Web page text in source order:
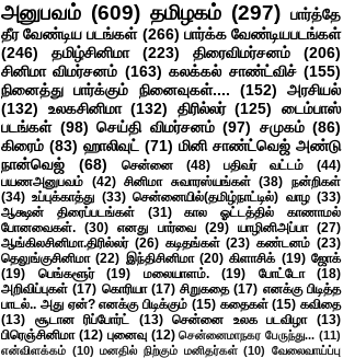
அனுபவம் (609) தமிழகம் (297) பார்த்தே
தீர வேண்டிய படங்கள் (266) பார்க்க வேண்டியபடங்கள்
(246)
தமிழ்சினிமா (223) திரைவிமர்சனம்
(206)
சினிமா விமர்சனம் (163) கலக்கல் சாண்ட்விச் (155)
நினைத்து பார்க்கும் நினைவுகள்....
(152)
அரசியல்
(132)
உலகசினிமா (132) திரில்லர் (125)
டைம்பாஸ்
படங்கள் (98) செய்தி விமர்சனம் (97) சமுகம் (86)
கிரைம் (83) ஹாலிவுட் (71) மினி சாண்ட்வெஜ் அண்டு
நான்வெஜ்
(68) சென்னை (48) பதிவர் வட்டம்
(44)
பயணஅனுபவம் (42) சினிமா சுவாரஸ்யங்கள் (38) நன்றிகள்
(34) உப்புக்காத்து (33) சென்னையில்(தமிழ்நாட்டில்) வாழ (33)
ஆக்ஷன் திரைப்படங்கள்
(31)
கால ஓட்டத்தில் காணாமல்
போனவைகள். (30) எனது பார்வை (29) யாழினிஅப்பா (27)
ஆங்கிலசினிமா.திரில்லர் (26) கடிதங்கள் (23) கண்டனம் (23)
தெலுங்குசினிமா (22) இந்திசினிமா (20) கிளாசிக் (19) ஜோக்
(19)
பெங்களூர் (19) மலையாளம். (19) போட்டோ
(18)
அறிவிப்புகள் (17) கொரியா (17) சிறுகதை (17) எனக்கு பிடித்த
பாடல்.. அது ஏன்? எனக்கு பிடிக்கும் (15) கதைகள் (15) கவிதை
(13)
சூடான ரிப்போர்ட் (13) சென்னை உலக படவிழா
(13)
பிரெஞ்சினிமா (12) புனைவு (12) சென்னைமாநகர பேருந்து... (11)
என்விளக்கம் (10) மனதில் நிற்கும் மனிதர்கள் (10) வேலைவாய்ப்பு